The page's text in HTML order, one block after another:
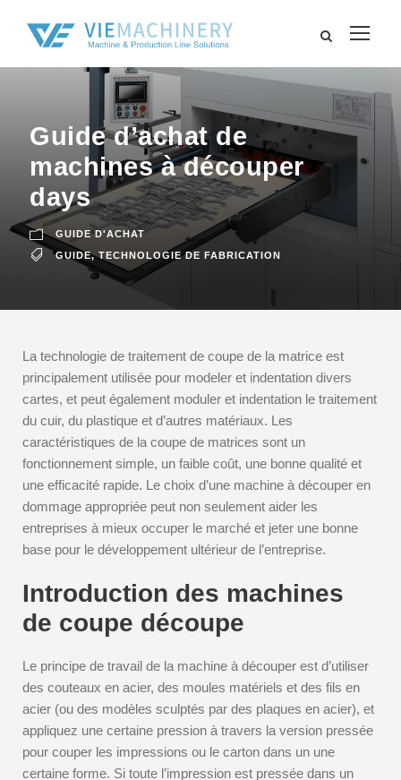
Guide d’achat de
machines à découper
days
GUIDE D'ACHAT
GUIDE, TECHNOLOGIE DE FABRICATION
La technologie de traitement de coupe de la matrice est
principalement utilisée pour modeler et indentation divers
cartes, et peut également moduler et indentation le traitement
du cuir, du plastique et d’autres matériaux. Les
caractéristiques de la coupe de matrices sont un
fonctionnement simple, un faible coût, une bonne qualité et
une efficacité rapide. Le choix d’une machine à découper en
dommage appropriée peut non seulement aider les
entreprises à mieux occuper le marché et jeter une bonne
base pour le développement ultérieur de l’entreprise.
Introduction des machines
de coupe découpe
Le principe de travail de la machine à découper est d’utiliser
des couteaux en acier, des moules matériels et des fils en
acier (ou des modèles sculptés par des plaques en acier), et
appliquez une certaine pression à travers la version pressée
pour couper les impressions ou le carton dans un une
certaine forme. Si toute l’impression est pressée dans un